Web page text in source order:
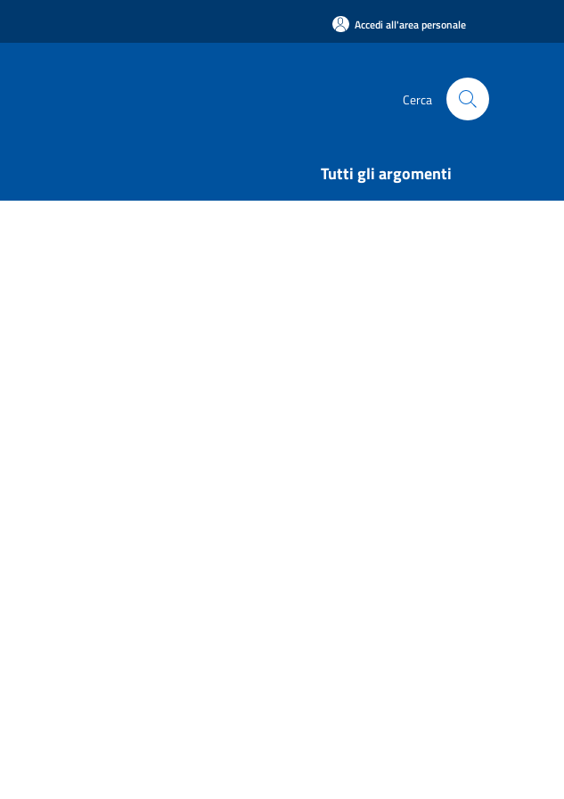
Accedi all'area personale
Cerca
Tutti gli argomenti